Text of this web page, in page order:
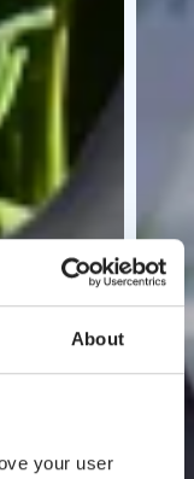
About
your user